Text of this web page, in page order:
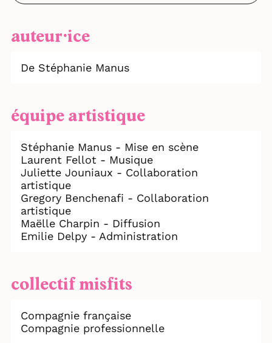
auteur⸱ice
De Stéphanie Manus
équipe artistique
Stéphanie Manus - Mise en scène
Laurent Fellot - Musique
Juliette Jouniaux - Collaboration
artistique
Gregory Benchenafi - Collaboration
artistique
Maëlle Charpin - Diffusion
Emilie Delpy - Administration
collectif misfits
Compagnie française
Compagnie professionnelle